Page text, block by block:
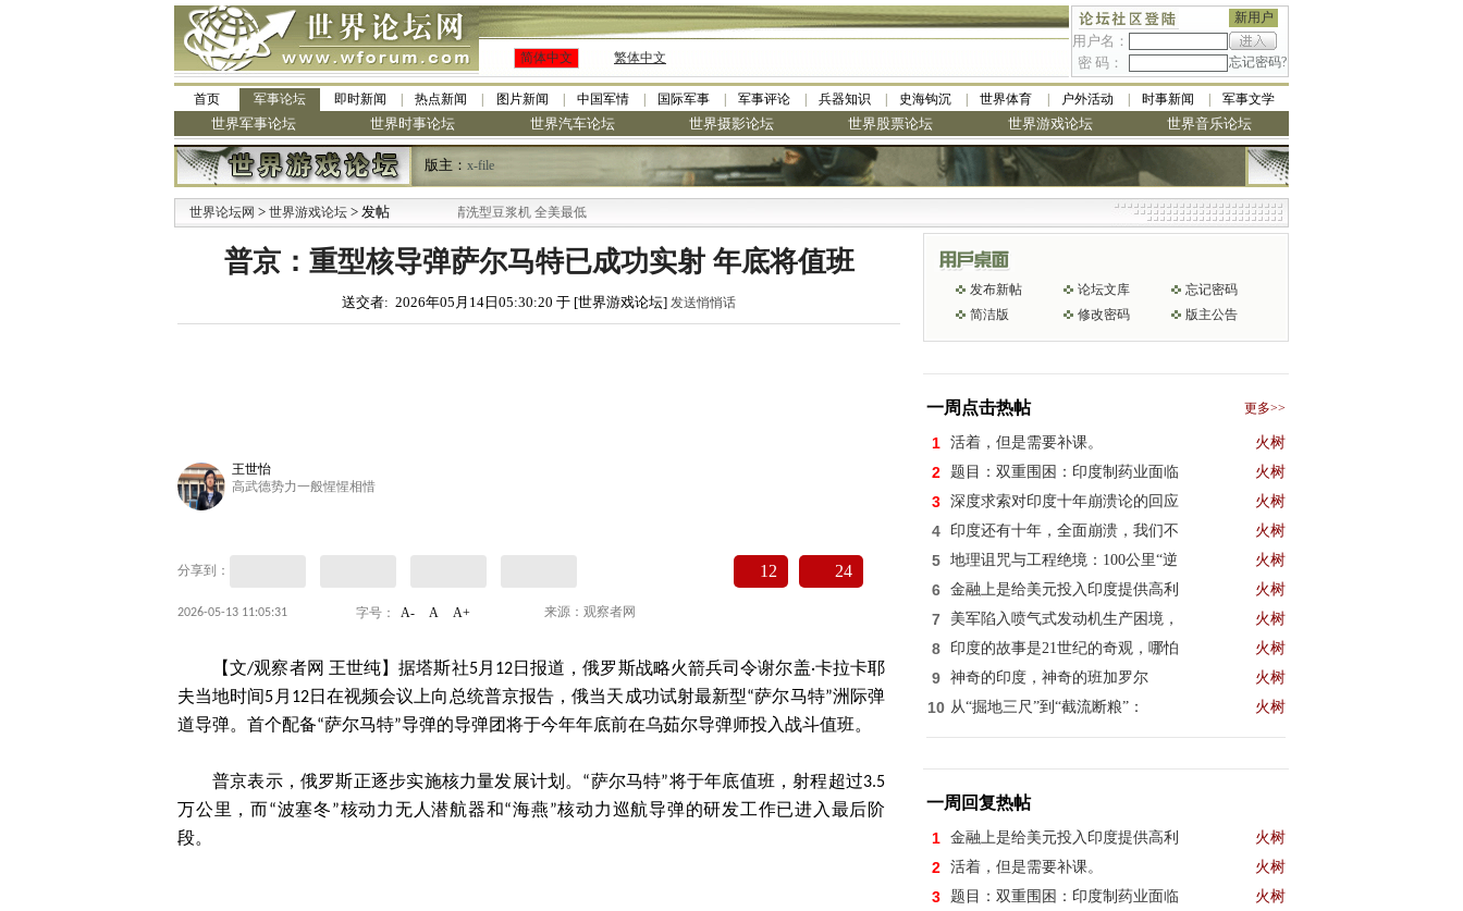
新用户
用户名：
密 码：
忘记密码?
简体中文 繁体中文
首页 军事论坛 即时新闻 热点新闻 图片新闻 中国军情 国际军事 军事评论 兵器知识 史海钩沉 世界体育 户外活动 时事新闻 军事文学
世界军事论坛 世界时事论坛 世界汽车论坛 世界摄影论坛 世界股票论坛 世界游戏论坛 世界音乐论坛
版主： x-file
世界论坛网 > 世界游戏论坛 > 发帖
·九阳全新免清洗型豆浆机 全美最低
普京：重型核导弹萨尔马特已成功实射 年底将值班
送交者: 2026年05月14日05:30:20 于 [世界游戏论坛] 发送悄悄话
王世怡
高武德势力一般惺惺相惜
分享到： 12 24
2026-05-13 11:05:31 字号： A- A A+ 来源：观察者网
【文/观察者网 王世纯】据塔斯社5月12日报道，俄罗斯战略火箭兵司令谢尔盖·卡拉卡耶
夫当地时间5月12日在视频会议上向总统普京报告，俄当天成功试射最新型“萨尔马特”洲际弹
道导弹。首个配备“萨尔马特”导弹的导弹团将于今年年底前在乌茹尔导弹师投入战斗值班。
普京表示，俄罗斯正逐步实施核力量发展计划。“萨尔马特”将于年底值班，射程超过3.5
万公里，而“波塞冬”核动力无人潜航器和“海燕”核动力巡航导弹的研发工作已进入最后阶
段。
发布新帖 论坛文库
忘记密码
简洁版
修改密码 版主公告
一周点击热帖 更多>>
1 活着，但是需要补课。 火树
2 题目：双重围困：印度制药业面临 火树
3 深度求索对印度十年崩溃论的回应 火树
4 印度还有十年，全面崩溃，我们不 火树
5 地理诅咒与工程绝境：100公里“逆 火树
6 金融上是给美元投入印度提供高利 火树
7 美军陷入喷气式发动机生产困境， 火树
8 印度的故事是21世纪的奇观，哪怕 火树
9 神奇的印度，神奇的班加罗尔 火树
10 从“掘地三尺”到“截流断粮”： 火树
一周回复热帖
1 金融上是给美元投入印度提供高利 火树
2 活着，但是需要补课。 火树
3 题目：双重围困：印度制药业面临 火树